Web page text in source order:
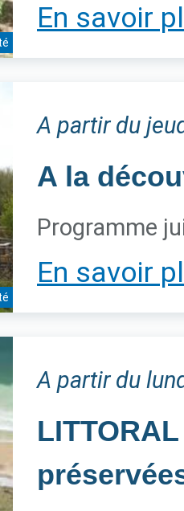
En savoir
A partir du
A la
Programme
En savoir
A partir du